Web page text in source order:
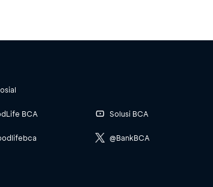
BCA Solusi BCA
@BankBCA